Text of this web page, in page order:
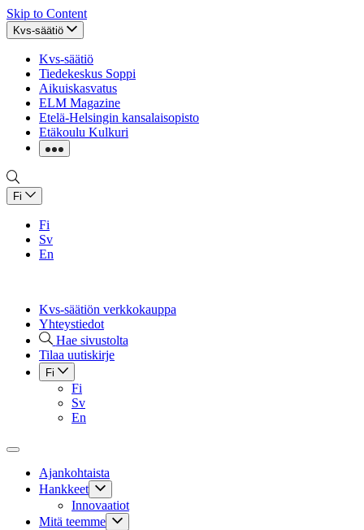
Skip to Content
Kvs-säätiö
Kvs-säätiö
Tiedekeskus Soppi
Aikuiskasvatus
ELM Magazine
Etelä-Helsingin kansalaisopisto
Etäkoulu Kulkuri
Fi
Fi
Sv
En
Kvs-säätiön verkkokauppa
Yhteystiedot
Hae sivustolta
Tilaa uutiskirje
Fi
Fi
Sv
En
Ajankohtaista
Hankkeet
Innovaatiot
Mitä teemme